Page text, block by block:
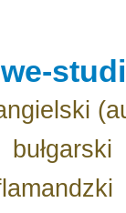
bułgarski